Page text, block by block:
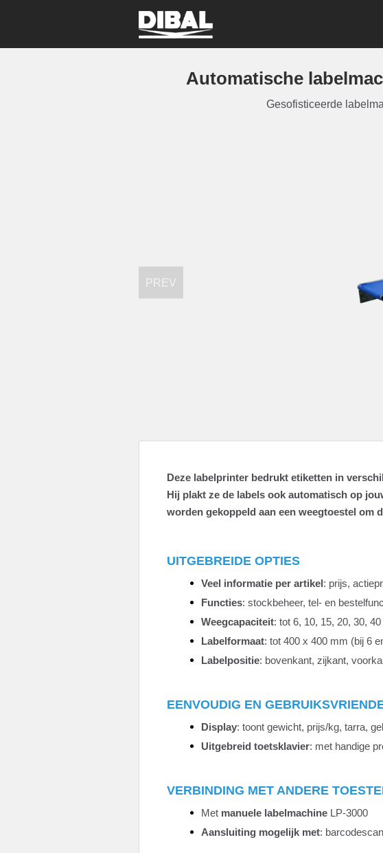
automatische
Gesofisticeerde
PREV
Deze labelprinter bedrukt etiketten in
Hij plakt ze de labels ook automatisch op
worden gekoppeld aan een weegtoestel om
UITGEBREIDE OPTIES
Veel informatie per artikel: prijs,
Functies: stockbeheer, tel- en
Weegcapaciteit: tot 6, 10, 15, 20, 30,
Labelformaat: tot 400 x 400 mm (bij 6
Labelpositie: bovenkant, zijkant,
EENVOUDIG EN
Display: toont gewicht, prijs/kg, tarra,
Uitgebreid toetsklavier: met handige
VERBINDING MET ANDERE
Met manuele labelmachine LP-3000
Aansluiting mogelijk met: